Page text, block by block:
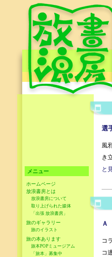
メニュー
ホームページ
放浪書房とは
放浪書房について
取り上げられた媒体
「出張 放浪書房」
旅のギャラリー
旅のイラスト
旅の本あります
旅本POPミュージアム
「旅本」募集中
選
風
き
と
Ａ
コ
コ